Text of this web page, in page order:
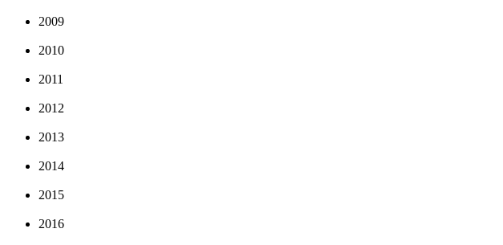
2009
2010
2011
2012
2013
2014
2015
2016